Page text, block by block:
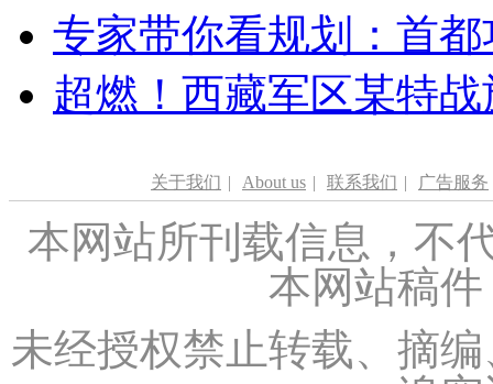
专家带你看规划：首
超燃！西藏军区某特
关于我们 | About us | 联系我们 | 广告服务
本网站所刊载信息，不
本网站稿
未经授权禁止转载、摘